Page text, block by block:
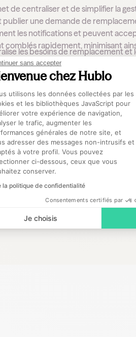
sans accepter
chez Hublo
de Gestion du
utilisons les données collectées par les
et les bibliothèques JavaScript pour
votre expérience de navigation,
le trafic, augmenter les
générales de notre site, et
adresser des messages non-intrusifs et
à votre profil. Vous pouvez
ci-dessous, ceux que vous
conserver.
la politique de confidentialité
Consentements certifiés par
Je choisis
Axeptio consent
de centraliser et de simplifier la
une demande de
les notifications et peuvent
comblés rapidement, minimisant
les besoins de remplacement
rapidement dans l'équipe sans
communication et la gestion des
de recevoir les soins dont ils
et les risques de compromis
dans les soins de santé est
soigné. Elle joue un rôle crucial
cette communication, en
niveau élevé de soins, même en
solutions innovantes, les